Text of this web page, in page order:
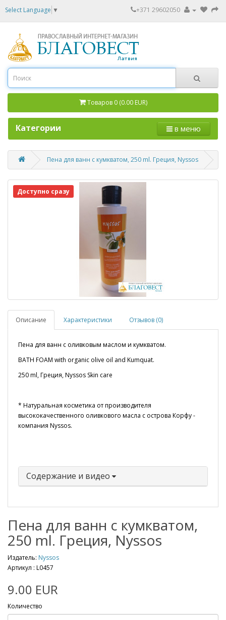
Select Language ▼ +371 29602050
Товаров 0 (0.00 EUR)
Категории в меню
Пена для ванн с кумкватом, 250 ml. Греция, Nyssos
Доступно сразу
Описание Характеристики Отзывов (0)
Пена для ванн с оливковым маслом и кумкватом.
BATH FOAM with organic olive oil and Kumquat.
250 ml, Греция, Nyssos Skin care
* Натуральная косметика от производителя
высококачественного оливкового масла с острова Корфу -
компания Nyssos.
Содержание и видео
Пена для ванн с кумкватом,
250 ml. Греция, Nyssos
Издатель: Nyssos
Артикул : L0457
9.00 EUR
Количество